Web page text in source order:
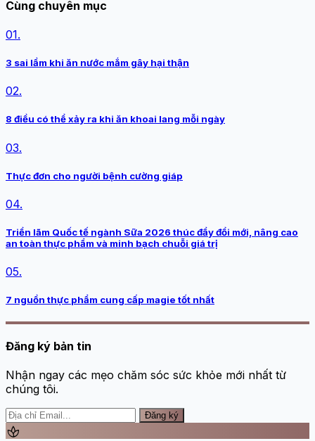
Cùng chuyên mục
01.
3 sai lầm khi ăn nước mắm gây hại thận
02.
8 điều có thể xảy ra khi ăn khoai lang mỗi ngày
03.
Thực đơn cho người bệnh cường giáp
04.
Triển lãm Quốc tế ngành Sữa 2026 thúc đẩy đổi mới, nâng cao
an toàn thực phẩm và minh bạch chuỗi giá trị
05.
7 nguồn thực phẩm cung cấp magie tốt nhất
Đăng ký bản tin
Nhận ngay các mẹo chăm sóc sức khỏe mới nhất từ
chúng tôi.
Đăng ký
spa